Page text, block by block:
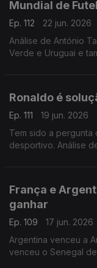
Mundial de
Ep. 112
22 jun. 2026
Análise de António
Verde e Uruguai e também entre a França e o Iraque e Áustria
Ronaldo é
Ep. 111
19 jun. 2026
Tem sido a
desportivo. Análise
França e
ganhar
Ep. 109
17 jun. 2026
Argentina venceu a
venceu o Senegal